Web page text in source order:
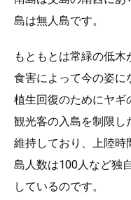
島は無人島です。
もともとは常緑の低
食害によって今の姿に
植生回復のためにヤギ
観光客の入島を制限し
維持しており、上陸時
島人数は100人など独
しているのです。